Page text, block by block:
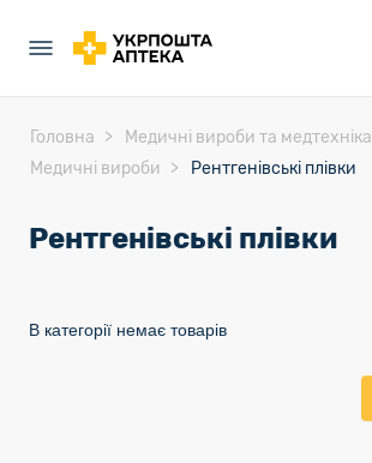
Головна
Медичні вироби та медтехніка
Медичні вироби
Рентгенівські плівки
Рентгенівські плівки
В категорії немає товарів